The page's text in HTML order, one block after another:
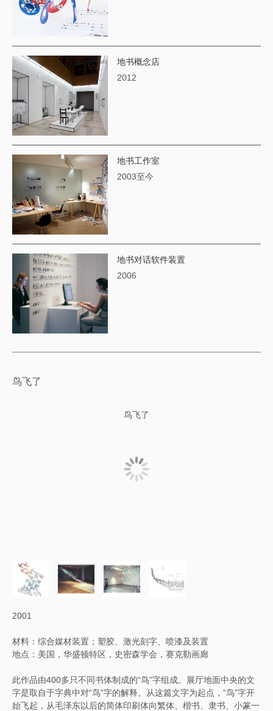
地书概念店
2012
地书工作室
2003至今
地书对话软件装置
2006
鸟飞了
鸟飞了
2001
材料：综合媒材装置；塑胶、激光刻字、喷漆及装置
地点：美国，华盛顿特区，史密森学会，赛克勒画廊
此作品由400多只不同书体制成的“鸟”字组成。展厅地面中央的文
字是取自于字典中对“鸟”字的解释。从这篇文字为起点，“鸟”字开
始飞起，从毛泽东以后的简体印刷体向繁体、楷书、隶书、小篆一